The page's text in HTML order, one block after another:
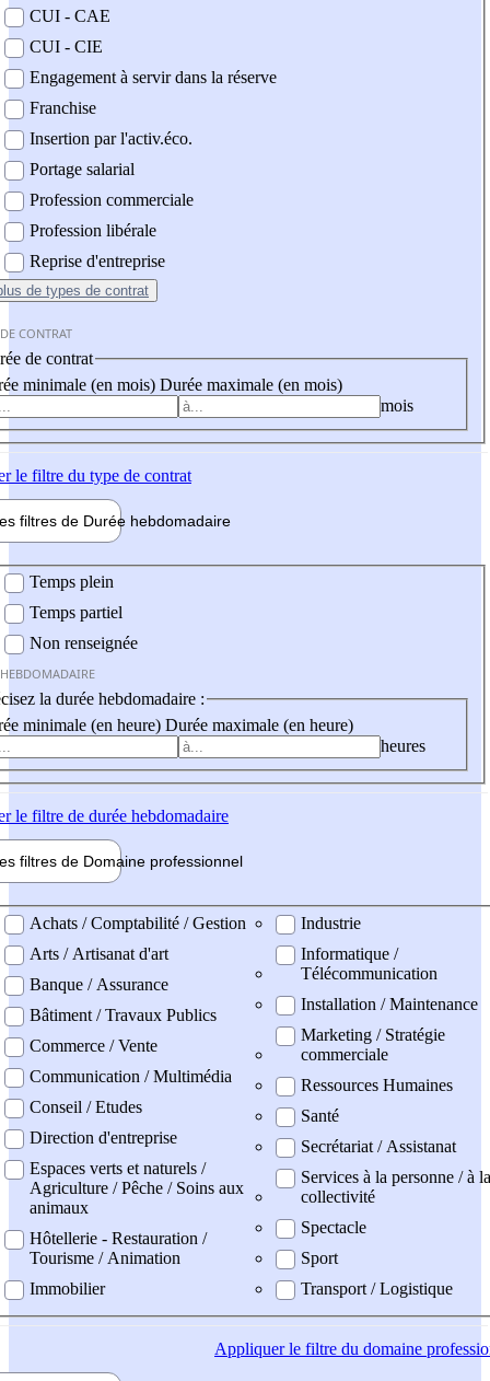
CUI - CAE
CUI - CIE
Engagement à servir dans la réserve
Franchise
Insertion par l'activ.éco.
Portage salarial
Profession commerciale
Profession libérale
Reprise d'entreprise
de types de contrat
CONTRAT
de contrat
minimale (en mois) Durée maximale (en mois)
mois
le filtre du type de contrat
filtres de Durée hebdomadaire
Temps plein
Temps partiel
Non renseignée
la durée hebdomadaire :
minimale (en heure) Durée maximale (en heure)
heures
le filtre de durée hebdomadaire
filtres de Domaine professionnel
professionel
Achats / Comptabilité / Gestion
Arts / Artisanat d'art
Banque / Assurance
Bâtiment / Travaux Publics
Commerce / Vente
Communication / Multimédia
Conseil / Etudes
Direction d'entreprise
Espaces verts et naturels /
Agriculture / Pêche / Soins aux
animaux
Hôtellerie - Restauration /
Tourisme / Animation
Immobilier
Industrie
Informatique /
Télécommunication
Installation / Maintenance
Marketing / Stratégie
commerciale
Ressources Humaines
Santé
Secrétariat / Assistanat
Services à la personne / à la
collectivité
Spectacle
Sport
Transport / Logistique
Appliquerle filtre du domaine